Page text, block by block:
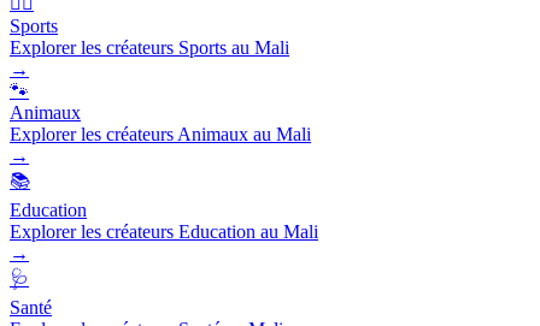
Sports
Explorer les créateurs Sports au Mali
→
🐾
Animaux
Explorer les créateurs Animaux au Mali
→
📚
Education
Explorer les créateurs Education au Mali
→
🩺
Santé